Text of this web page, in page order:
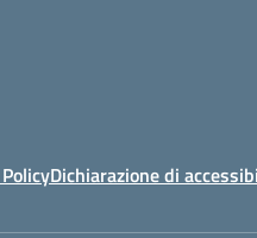
Dichiarazione di